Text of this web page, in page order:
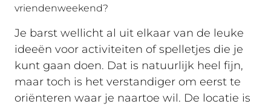
vriendenweekend?
Je barst wellicht al uit elkaar van de leuke
ideeën voor activiteiten of spelletjes die je
kunt gaan doen. Dat is natuurlijk heel fijn,
maar toch is het verstandiger om eerst te
oriënteren waar je naartoe wil. De locatie is